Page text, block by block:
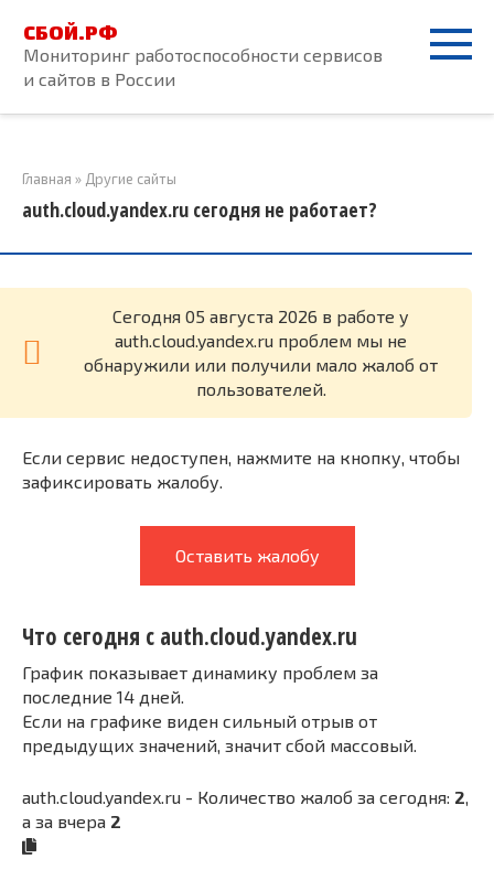
контенту
СБОЙ.РФ
Мониторинг работоспособности сервисов
и сайтов в России
Главная » Другие сайты
auth.cloud.yandex.ru сегодня не работает?
Cегодня 05 августа 2026 в работе у
auth.cloud.yandex.ru проблем мы не
обнаружили или получили мало жалоб от
пользователей.
Если сервис недоступен, нажмите на кнопку, чтобы
зафиксировать жалобу.
Оставить жалобу
Что сегодня с auth.cloud.yandex.ru
График показывает динамику проблем за
последние 14 дней.
Если на графике виден сильный отрыв от
предыдущих значений, значит сбой массовый.
auth.cloud.yandex.ru - Количество жалоб за сегодня: 2
а за вчера 2